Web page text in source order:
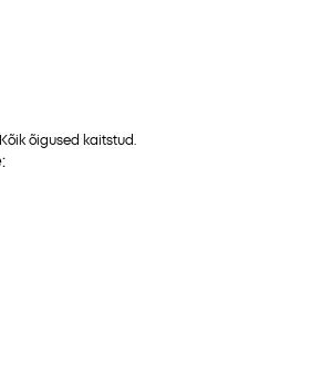
õigused kaitstud.